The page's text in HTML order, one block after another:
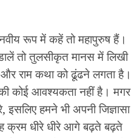
रूप में कहें तो महापुरुष हैं।
तो तुलसीकृत मानस में लिखी
राम कथा को ढूंढने लगता है।
कोई आवश्यकता नहीं है। मगर
हमने भी अपनी जिज्ञासा
क्रम धीरे धीरे आगे बढ़ते बढ़ते